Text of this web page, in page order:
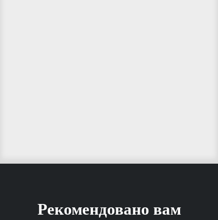
Рекомендовано вам